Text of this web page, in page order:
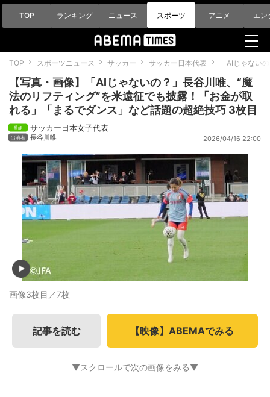
TOP ランキング ニュース スポーツ アニメ エン
TOP スポーツニュース サッカー サッカー日本代表 「AIじゃない
【写真・画像】「AIじゃないの？」長谷川唯、“魔
法のリフティング”を米遠征でも披露！「お金が取
れる」「まるでダンス」など話題の超絶技巧 3枚目
サッカー日本女子代表
長谷川唯 2026/04/16 22:00
画像3枚目／7枚
記事を読む 【映像】ABEMAでみる
▼スクロールで次の画像をみる▼